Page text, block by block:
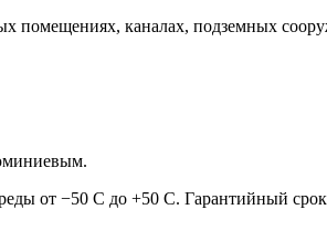
каналах, подземных
от −50 С до +50 С. Гарантийный